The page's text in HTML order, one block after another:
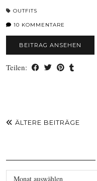
OUTFITS
10 KOMMENTARE
BEITRAG ANSEHEN
Teilen:
ÄLTERE BEITRÄGE
Archiv